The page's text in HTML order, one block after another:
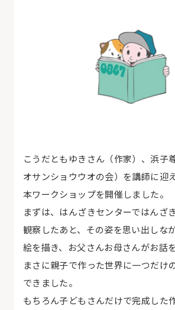
こうだともゆきさん（作家）、浜子
オサンショウウオの会）を講師に迎
本ワークショップを開催しました。
まずは、はんざきセンターではんざ
観察したあと、その姿を思い出しな
絵を描き、お父さんお母さんがお話
まさに親子で作った世界に一つだけ
できました。
もちろん子どもさんだけで完成した